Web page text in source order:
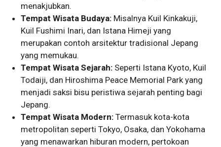
menakjubkan.
Tempat Wisata Budaya: Misalnya Kuil Kinkakuji,
Kuil Fushimi Inari, dan Istana Himeji yang
merupakan contoh arsitektur tradisional Jepang
yang memukau.
Tempat Wisata Sejarah: Seperti Istana Kyoto, Kuil
Todaiji, dan Hiroshima Peace Memorial Park yang
menjadi saksi bisu peristiwa sejarah penting bagi
Jepang.
Tempat Wisata Modern: Termasuk kota-kota
metropolitan seperti Tokyo, Osaka, dan Yokohama
yang menawarkan hiburan modern, pertokoan